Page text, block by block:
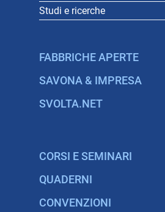
Studi e ricerche
FABBRICHE APERTE
SAVONA & IMPRESA
SVOLTA.NET
CORSI E SEMINARI
QUADERNI
CONVENZIONI